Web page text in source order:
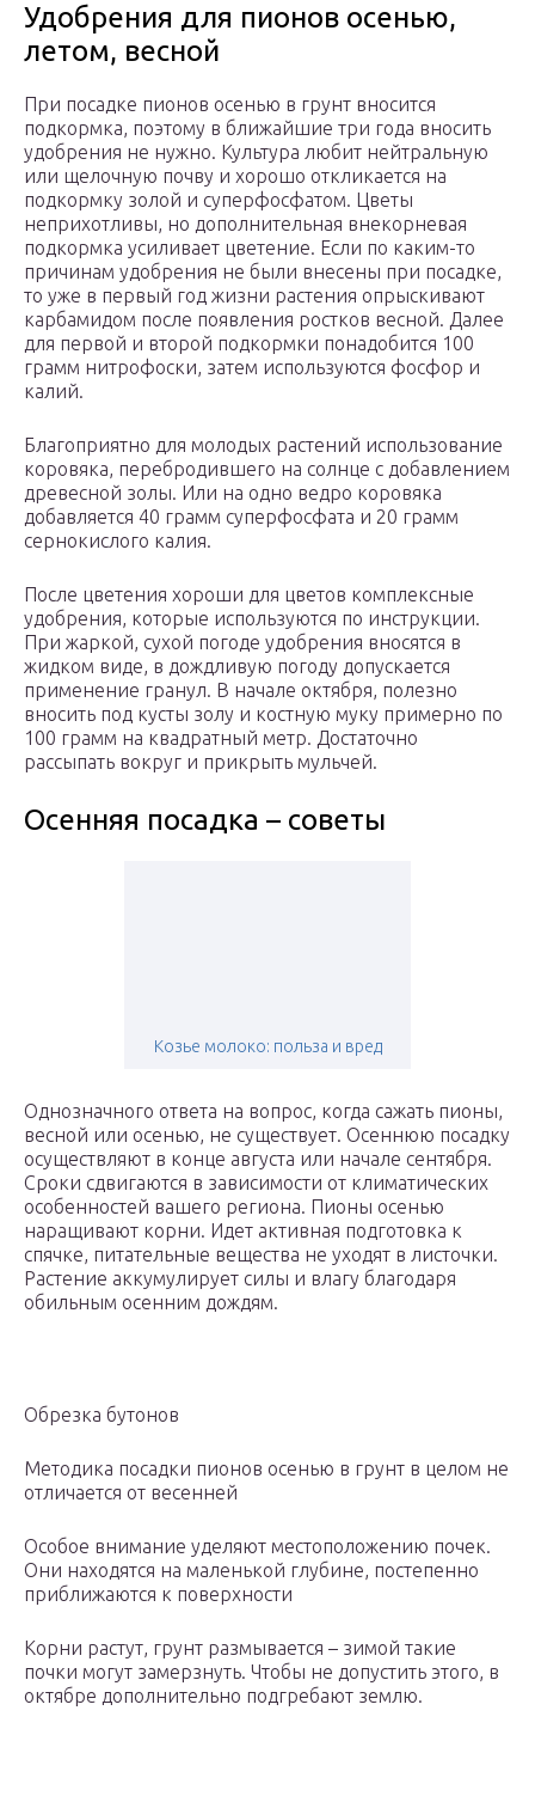
Удобрения для пионов осенью,
летом, весной
При посадке пионов осенью в грунт вносится
подкормка, поэтому в ближайшие три года вносить
удобрения не нужно. Культура любит нейтральную
или щелочную почву и хорошо откликается на
подкормку золой и суперфосфатом. Цветы
неприхотливы, но дополнительная внекорневая
подкормка усиливает цветение. Если по каким-то
причинам удобрения не были внесены при посадке,
то уже в первый год жизни растения опрыскивают
карбамидом после появления ростков весной. Далее
для первой и второй подкормки понадобится 100
грамм нитрофоски, затем используются фосфор и
калий.
Благоприятно для молодых растений использование
коровяка, перебродившего на солнце с добавлением
древесной золы. Или на одно ведро коровяка
добавляется 40 грамм суперфосфата и 20 грамм
сернокислого калия.
После цветения хороши для цветов комплексные
удобрения, которые используются по инструкции.
При жаркой, сухой погоде удобрения вносятся в
жидком виде, в дождливую погоду допускается
применение гранул. В начале октября, полезно
вносить под кусты золу и костную муку примерно по
100 грамм на квадратный метр. Достаточно
рассыпать вокруг и прикрыть мульчей.
Осенняя посадка – советы
Козье молоко: польза и вред
Однозначного ответа на вопрос, когда сажать пионы,
весной или осенью, не существует. Осеннюю посадку
осуществляют в конце августа или начале сентября.
Сроки сдвигаются в зависимости от климатических
особенностей вашего региона. Пионы осенью
наращивают корни. Идет активная подготовка к
спячке, питательные вещества не уходят в листочки.
Растение аккумулирует силы и влагу благодаря
обильным осенним дождям.
Обрезка бутонов
Методика посадки пионов осенью в грунт в целом не
отличается от весенней
Особое внимание уделяют местоположению почек.
Они находятся на маленькой глубине, постепенно
приближаются к поверхности
Корни растут, грунт размывается – зимой такие
почки могут замерзнуть. Чтобы не допустить этого, в
октябре дополнительно подгребают землю.